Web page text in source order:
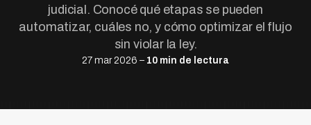
judicial. Conocé qué etapas se pueden
automatizar, cuáles no, y cómo optimizar el flujo
sin violar la ley.
27 mar 2026 – 10 min de lectura